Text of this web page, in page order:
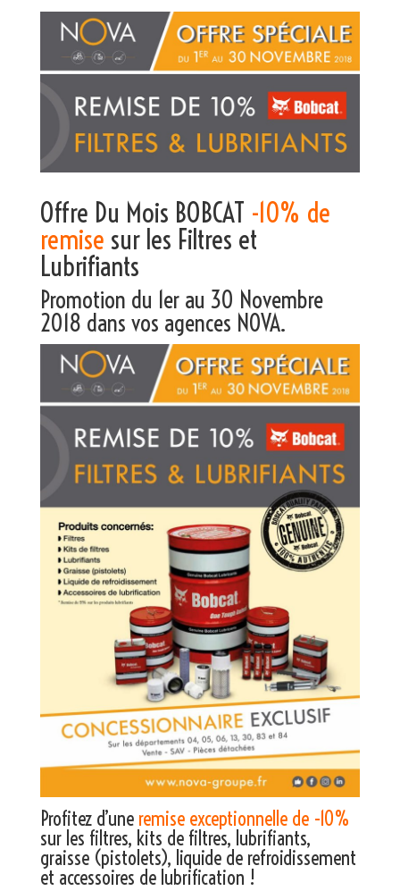
Offre Du Mois BOBCAT -10% de
remise sur les Filtres et
Lubrifiants
Promotion du 1er au 30 Novembre
2018 dans vos agences NOVA.
Profitez d’une remise exceptionnelle de -10%
sur les filtres, kits de filtres, lubrifiants,
graisse (pistolets), liquide de refroidissement
et accessoires de lubrification !